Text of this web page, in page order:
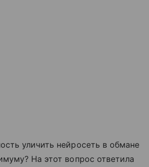
уличить нейросеть в обмане
На этот вопрос ответила